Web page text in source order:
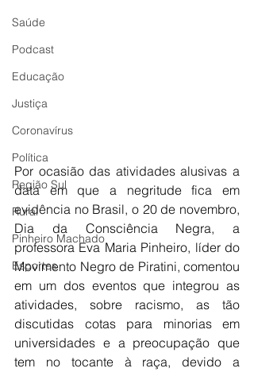
Saúde
Podcast
Educação
Justiça
Coronavírus
Política
Região Sul
Rural
Pinheiro Machado
Esportes
Por ocasião das atividades alusivas a
data em que a negritude fica em
evidência no Brasil, o 20 de novembro,
Dia da Consciência Negra, a
professora Eva Maria Pinheiro, líder do
Movimento Negro de Piratini, comentou
em um dos eventos que integrou as
atividades, sobre racismo, as tão
discutidas cotas para minorias em
universidades e a preocupação que
tem no tocante à raça, devido a